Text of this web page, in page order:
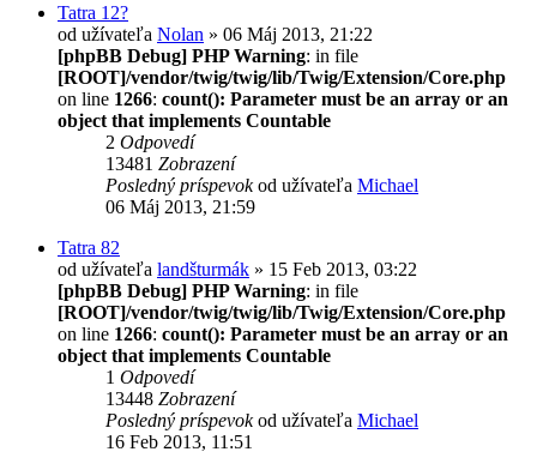
Tatra 12?
od užívateľa Nolan » 06 Máj 2013, 21:22
[phpBB Debug] PHP Warning: in file
[ROOT]/vendor/twig/twig/lib/Twig/Extension/Core.php
on line 1266: count(): Parameter must be an array or an
object that implements Countable
2 Odpovedí
13481 Zobrazení
Posledný príspevokod užívateľa Michael
06 Máj 2013, 21:59
Tatra 82
od užívateľa landšturmák » 15 Feb 2013, 03:22
[phpBB Debug] PHP Warning: in file
[ROOT]/vendor/twig/twig/lib/Twig/Extension/Core.php
on line 1266: count(): Parameter must be an array or an
object that implements Countable
1 Odpovedí
13448 Zobrazení
Posledný príspevokod užívateľa Michael
16 Feb 2013, 11:51